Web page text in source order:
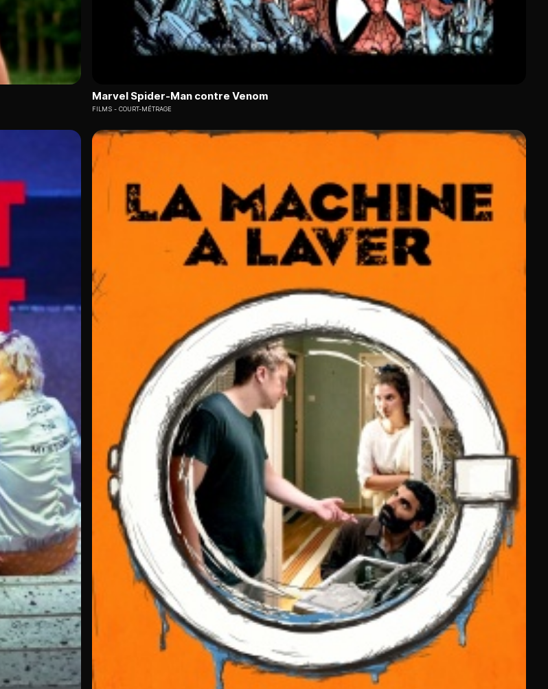
Marvel Spider-Man contre Venom
FILMS COURT-MÉTRAGE